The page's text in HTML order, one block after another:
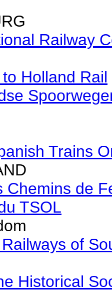
Railway
Holland Rail
Trains
Chemins de
TSOL
of
Historical